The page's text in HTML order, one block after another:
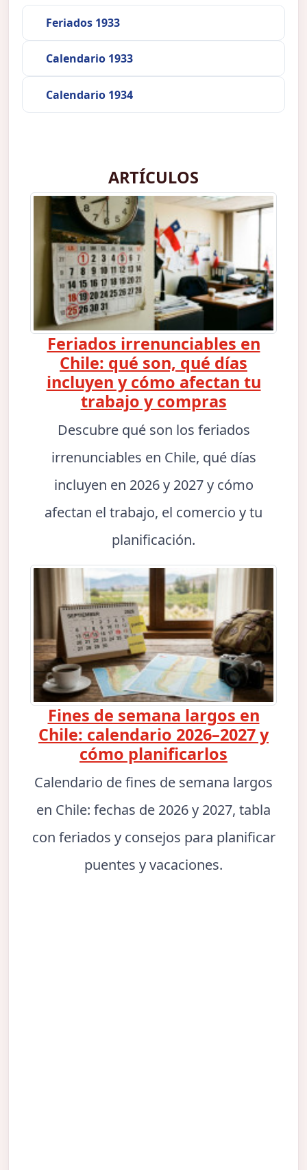
Feriados 1933
Calendario 1933
Calendario 1934
ARTÍCULOS
Feriados irrenunciables en
Chile: qué son, qué días
incluyen y cómo afectan tu
trabajo y compras
Descubre qué son los feriados
irrenunciables en Chile, qué días
incluyen en 2026 y 2027 y cómo
afectan el trabajo, el comercio y tu
planificación.
Fines de semana largos en
Chile: calendario 2026–2027 y
cómo planificarlos
Calendario de fines de semana largos
en Chile: fechas de 2026 y 2027, tabla
con feriados y consejos para planificar
puentes y vacaciones.